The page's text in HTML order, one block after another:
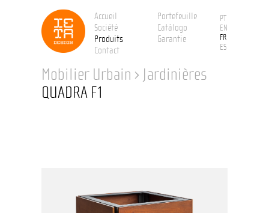
Accueil
Portefeuille
Société
Catálogo
Produits
Garantie
Contact
Mobilier Urbain › Jardinières
QUADRA F1
PT
EN
FR
ES